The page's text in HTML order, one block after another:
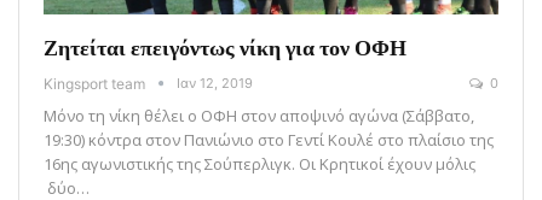
Ζητείται επειγόντως νίκη για τον ΟΦΗ
Kingsport team Ιαν 12, 2019 0
Μόνο τη νίκη θέλει ο ΟΦΗ στον αποψινό αγώνα (Σάββατο,
19:30) κόντρα στον Πανιώνιο στο Γεντί Κουλέ στο πλαίσιο της
16ης αγωνιστικής της Σούπερλιγκ. Οι Κρητικοί έχουν μόλις
δύο…